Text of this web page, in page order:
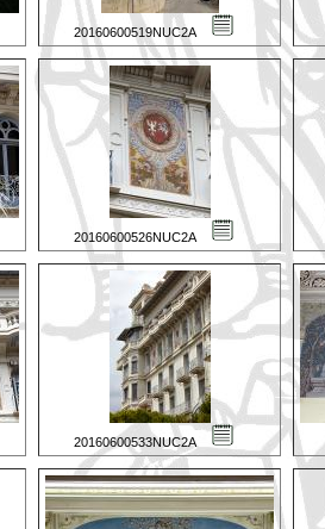
20160600519NUC2A
20160600526NUC2A
20160600533NUC2A